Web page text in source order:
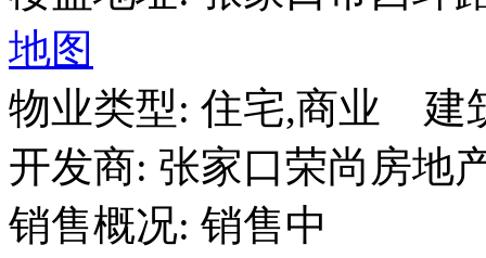
地图
物业类型: 住宅,商业
建
开发商: 张家口荣尚房地
销售概况: 销售中